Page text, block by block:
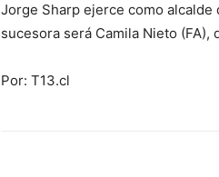
Jorge Sharp ejerce como alcalde
sucesora será Camila Nieto (FA),
Por: T13.cl